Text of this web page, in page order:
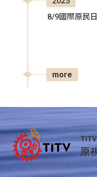
8/9國際原民
more
TITV
原